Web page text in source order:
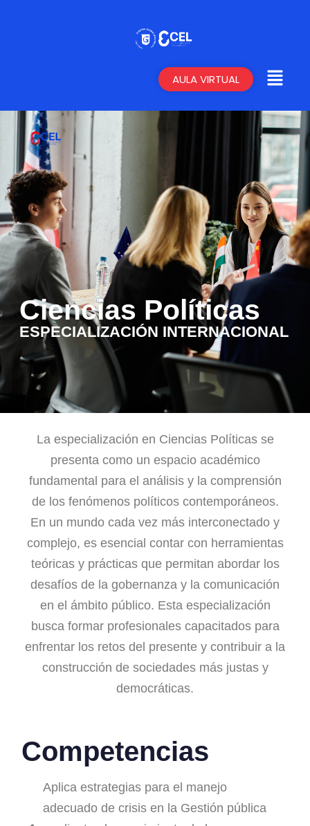
AULA VIRTUAL
Ciencias Políticas
ESPECIALIZACIÓN INTERNACIONAL
La especialización en Ciencias Políticas se
presenta como un espacio académico
fundamental para el análisis y la comprensión
de los fenómenos políticos contemporáneos.
En un mundo cada vez más interconectado y
complejo, es esencial contar con herramientas
teóricas y prácticas que permitan abordar los
desafíos de la gobernanza y la comunicación
en el ámbito público. Esta especialización
busca formar profesionales capacitados para
enfrentar los retos del presente y contribuir a la
construcción de sociedades más justas y
democráticas.
Competencias
Aplica estrategias para el manejo
adecuado de crisis en la Gestión pública